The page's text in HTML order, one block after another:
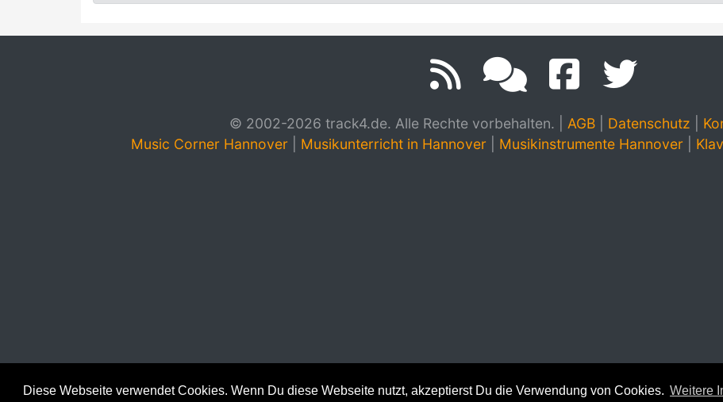
Diese Webseite verwendet Cookies. Wenn Du diese Webseite nutzt, akzeptierst Du die Verwendung von Cookies. Weitere
© 2002-2026 track4.de. Alle Rechte vorbehalten. AGB| Datenschutz
Music Corner Hannover
Musikunterricht in Hannover Musikinstrumente Hannover